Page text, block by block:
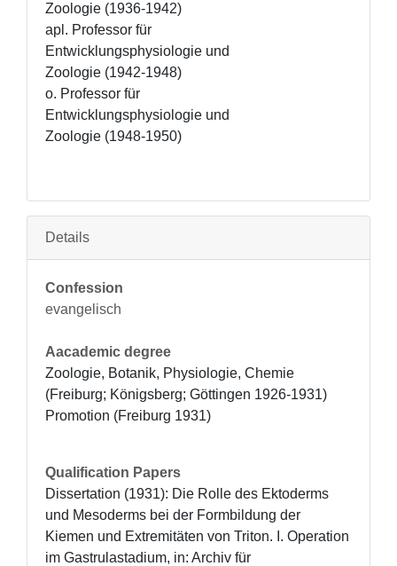
Zoologie (1936-1942)
apl. Professor für
Entwicklungsphysiologie und
Zoologie (1942-1948)
o. Professor für
Entwicklungsphysiologie und
Zoologie (1948-1950)
Details
Confession
evangelisch
Aacademic degree
Zoologie, Botanik, Physiologie, Chemie
(Freiburg; Königsberg; Göttingen 1926-1931)
Promotion (Freiburg 1931)
Qualification Papers
Dissertation (1931): Die Rolle des Ektoderms
und Mesoderms bei der Formbildung der
Kiemen und Extremitäten von Triton. I. Operation
im Gastrulastadium, in: Archiv für